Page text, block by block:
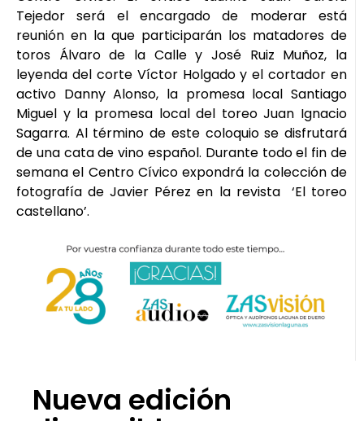
Tejedor será el encargado de moderar está
reunión en la que participarán los matadores de
toros Álvaro de la Calle y José Ruiz Muñoz, la
leyenda del corte Víctor Holgado y el cortador en
activo Danny Alonso, la promesa local Santiago
Miguel y la promesa local del toreo Juan Ignacio
Sagarra. Al término de este coloquio se disfrutará
de una cata de vino español. Durante todo el fin de
semana el Centro Cívico expondrá la colección de
fotografía de Javier Pérez en la revista ‘El toreo
castellano’.
Nueva edición